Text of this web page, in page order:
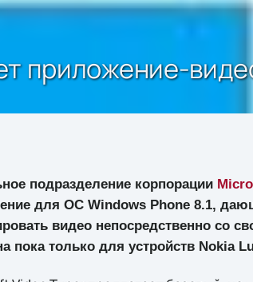
приложение-
подразделение корпорации
для ОС Windows Phone 8.1,
видео непосредственно со
пока только для устройств Nokia